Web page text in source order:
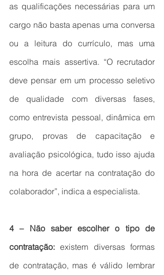
as qualificações necessárias para um
cargo não basta apenas uma conversa
ou a leitura do currículo, mas uma
escolha mais assertiva. “O recrutador
deve pensar em um processo seletivo
de qualidade com diversas fases,
como entrevista pessoal, dinâmica em
grupo, provas de capacitação e
avaliação psicológica, tudo isso ajuda
na hora de acertar na contratação do
colaborador”, indica a especialista.
4 – Não saber escolher o tipo de
contratação: existem diversas formas
de contratação, mas é válido lembrar